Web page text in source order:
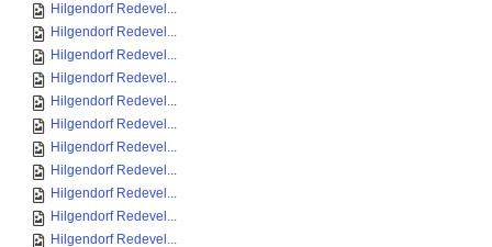
Hilgendorf Redevel...
Hilgendorf Redevel...
Hilgendorf Redevel...
Hilgendorf Redevel...
Hilgendorf Redevel...
Hilgendorf Redevel...
Hilgendorf Redevel...
Hilgendorf Redevel...
Hilgendorf Redevel...
Hilgendorf Redevel...
Hilgendorf Redevel...